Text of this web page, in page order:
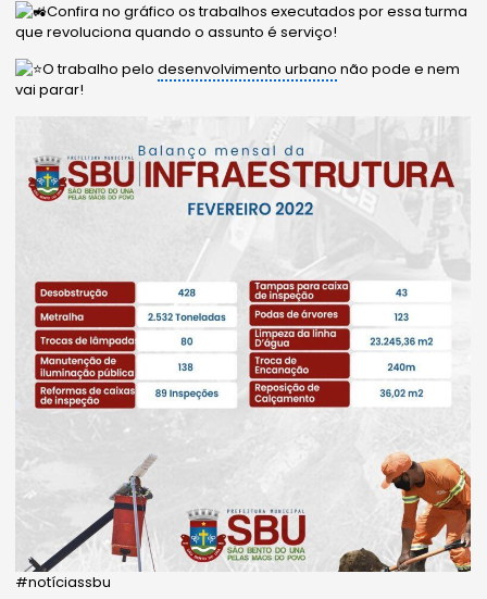
Confira no gráfico os trabalhos executados por essa turma
que revoluciona quando o assunto é serviço!
O trabalho pelodesenvolvimento urbano não pode e nem
vai parar!
#notíciassbu